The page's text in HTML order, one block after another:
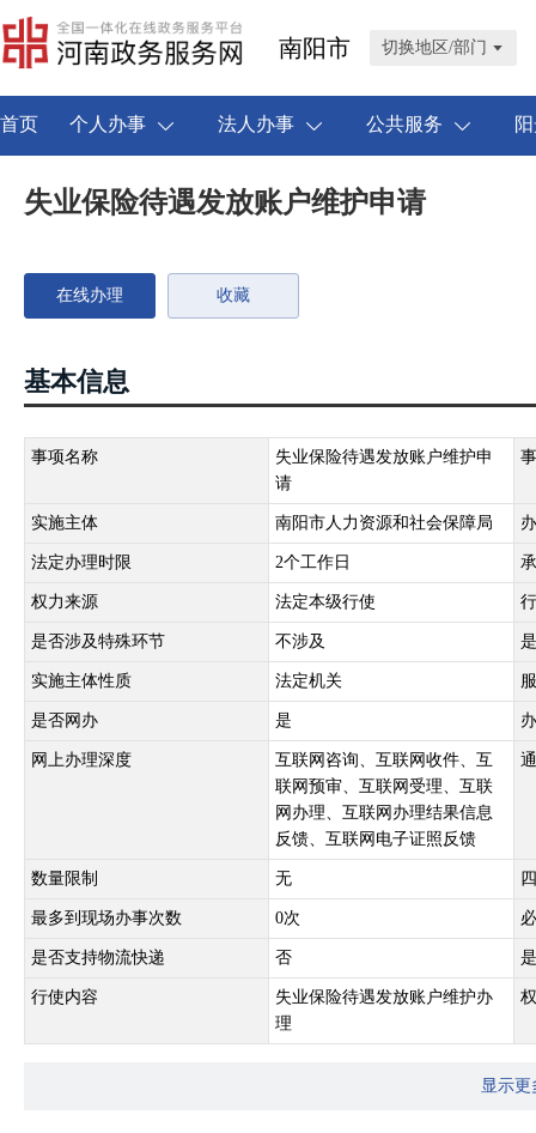
南阳市 切换地区/部门
首页 个人办事 法人办事 公共服务
失业保险待遇发放账户维护申请
在线办理 收藏
基本信息
事项名称
失业保险待遇发放账户维护申
请
实施主体 南阳市人力资源和社会保障局
法定办理时限 2个工作日
权力来源 法定本级行使
是否涉及特殊环节 不涉及
实施主体性质 法定机关
是否网办 是
网上办理深度
互联网咨询、互联网收件、互
联网预审、互联网受理、互联
网办理、互联网办理结果信息
反馈、互联网电子证照反馈
数量限制 无
最多到现场办事次数 0次
是否支持物流快递 否
行使内容
失业保险待遇发放账户维护办
理
显示更